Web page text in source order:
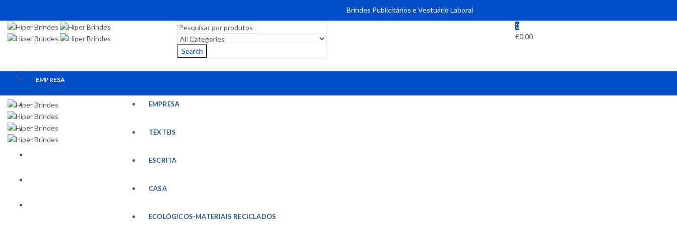
Brindes Publicitários e Vestuário Laboral
Search
0
€0,00
EMPRESA
TÊXTEIS
ESCRITA
EMPRESA
TÊXTEIS
ESCRITA
CASA
ECOLÓGICOS-MATERIAIS RECICLADOS